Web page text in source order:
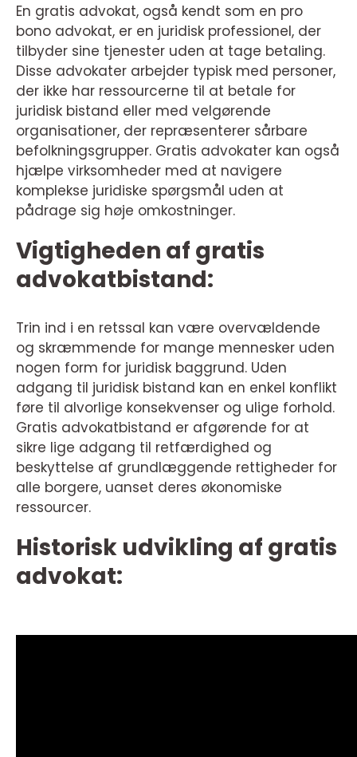
En gratis advokat, også kendt som en pro
bono advokat, er en juridisk professionel, der
tilbyder sine tjenester uden at tage betaling.
Disse advokater arbejder typisk med personer,
der ikke har ressourcerne til at betale for
juridisk bistand eller med velgørende
organisationer, der repræsenterer sårbare
befolkningsgrupper. Gratis advokater kan også
hjælpe virksomheder med at navigere
komplekse juridiske spørgsmål uden at
pådrage sig høje omkostninger.
Vigtigheden af gratis
advokatbistand:
Trin ind i en retssal kan være overvældende
og skræmmende for mange mennesker uden
nogen form for juridisk baggrund. Uden
adgang til juridisk bistand kan en enkel konflikt
føre til alvorlige konsekvenser og ulige forhold.
Gratis advokatbistand er afgørende for at
sikre lige adgang til retfærdighed og
beskyttelse af grundlæggende rettigheder for
alle borgere, uanset deres økonomiske
ressourcer.
Historisk udvikling af gratis
advokat: